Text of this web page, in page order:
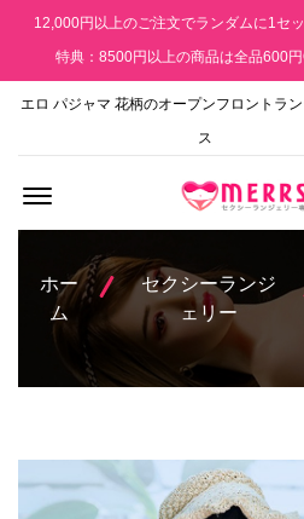
12,000円以上のご注文でランダムに1セ
特典：8500円以上の商品は全品600
エロ パジャマ 花柄のオープンフロントラ
ス
ホー
ム
セクシーランジ
ェリー